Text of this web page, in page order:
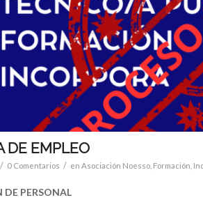
DE EMPLEO
/ 0 Comentarios / en Asociación Noesso Formación
DE PERSONAL